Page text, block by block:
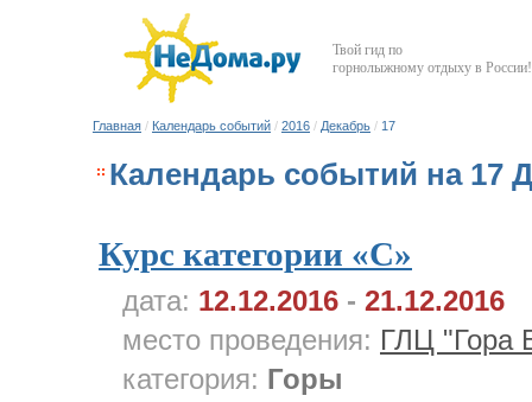
Твой гид по
горнолыжному отдыху в России!
Главная / Календарь событий / 2016 / Декабрь / 17
Календарь событий на 17
Курс категории «C»
дата: 12.12.2016 - 21.12.2016
место проведения: ГЛЦ "Гора
категория: Горы